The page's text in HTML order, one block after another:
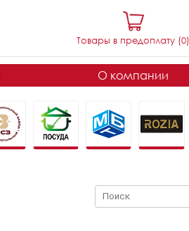
Товары в предоплату (0)
О компании